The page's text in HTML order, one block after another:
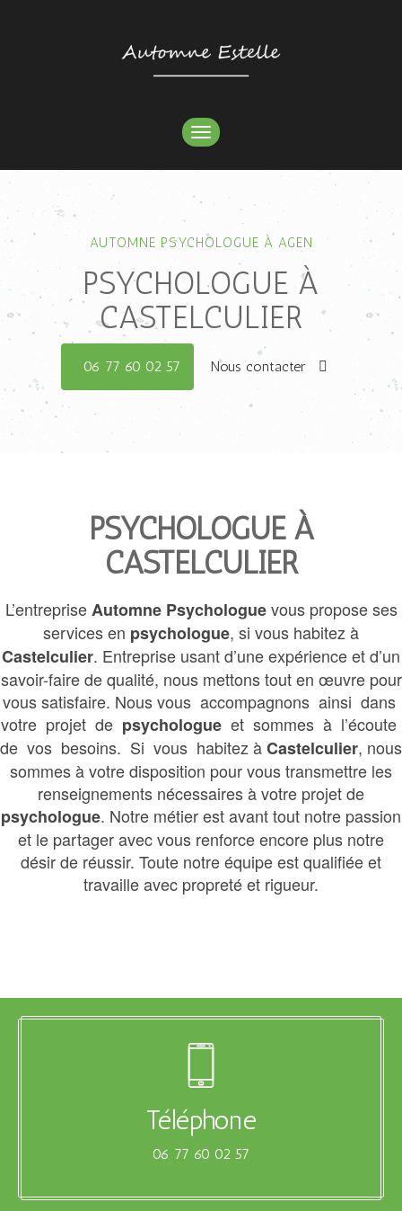
TOGGLE
NAVIGATION
AUTOMNE PSYCHOLOGUE À AGEN
PSYCHOLOGUE À
CASTELCULIER
06 77 60 02 57 Nous contacter
PSYCHOLOGUE À
CASTELCULIER
L’entrepriseAutomne Psychologuevous propose ses
services en psychologue, si vous habitez à
Castelculier. Entreprise usant d’une expérience et d’un
savoir-faire de qualité, nous mettons tout en œuvre pour
vous satisfaire. Nous vous accompagnons ainsi dans
votre projet de psychologue et sommes à l’écoute
de vos besoins. Si vous habitez àCastelculier, nous
sommes à votre disposition pour vous transmettre les
renseignements nécessaires à votre projet de
psychologue. Notre métier est avant tout notre passion
et le partager avec vous renforce encore plus notre
désir de réussir. Toute notre équipe est qualifiée et
travaille avec propreté et rigueur.
Téléphone
06 77 60 02 57